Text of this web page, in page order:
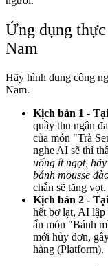
Ứng dụng
Nam
Hãy hình dung công
Nam.
Kịch bản 1 -
quầy thu ngân
của món "Trà
nghe AI sẽ thì
uống ít ngọt,
bánh mousse
chắn sẽ tăng vọt.
Kịch bản 2 -
hết bơ lạt, AI lập
ẩn món "Bánh
mới hủy đơn,
hàng (Platform).